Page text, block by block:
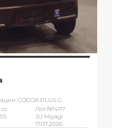
COCOA PLUS G
Лот №4117
JU Miyagi
17.07.2026